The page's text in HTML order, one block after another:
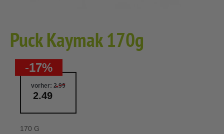
Puck Kaymak 170g
-17%
vorher: 2.99
2.49
170 G